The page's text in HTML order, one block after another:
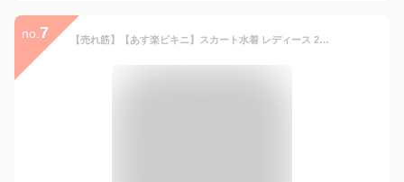
no. 7 【売れ筋】【あす楽ビキニ】スカート水着 レディース 2点セット カシュクール バックシャン ワイヤーあり 無地 シンプル パッド付き ホルターネック 小胸 バスト 盛れる 大人 ミセス セクシー かわいい クール 白 黒 赤 リボン